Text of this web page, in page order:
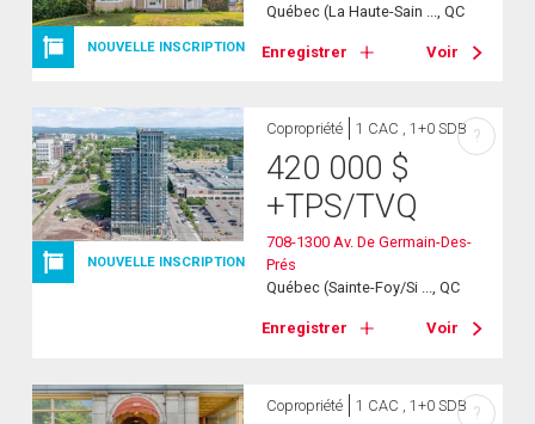
NOUVELLE INSCRIPTION
Québec (La Haute-Sain ..., QC
Enregistrer Voir
NOUVELLE INSCRIPTION
Copropriété 1 CAC , 1+0 SDB
420 000 $
+TPS/TVQ
708-1300 Av. De Germain-Des-
Prés
Québec (Sainte-Foy/Si ..., QC
Enregistrer Voir
?
Copropriété 1 CAC , 1+0 SDB ?